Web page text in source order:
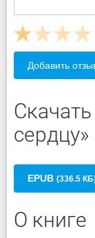
Добавить
сердцу»
EPUB (336.5
О книге